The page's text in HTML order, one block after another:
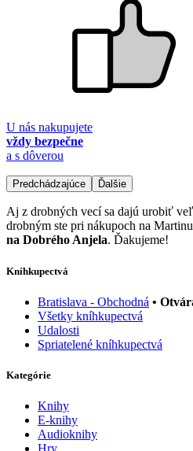
U nás nakupujete
vždy bezpečne
a s dôverou
Predchádzajúce Ďalšie
Aj z drobných vecí sa dajú urobiť
drobným ste pri nákupoch na
na Dobrého Anjela. Ďakujeme!
Kníhkupectvá
Bratislava - Obchodná •
Všetky kníhkupectvá
Udalosti
Spriatelené kníhkupectvá
Kategórie
Knihy
E-knihy
Audioknihy
Hry